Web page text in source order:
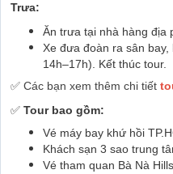
Trưa:
Ăn trưa tại nhà hàng địa
Xe đưa đoàn ra sân bay,
14h–17h). Kết thúc tour.
✅ Các bạn xem thêm chi tiết
✅ Tour bao gồm:
Vé máy bay khứ hồi
Khách sạn 3 sao trung
Vé tham quan Bà Nà